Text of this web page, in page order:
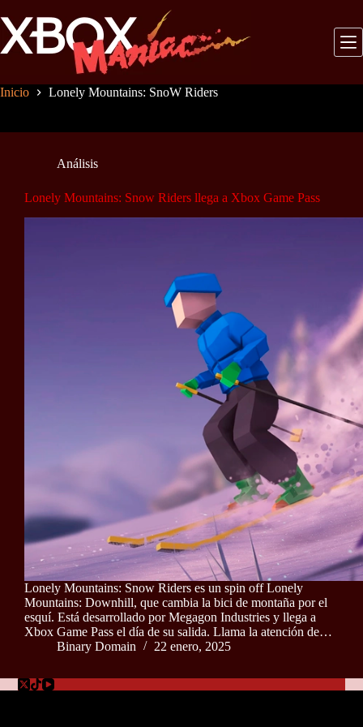
al
contenido
Inicio Lonely Mountains: SnoW Riders
Análisis
Lonely Mountains: Snow Riders llega a Xbox Game Pass
Lonely Mountains: Snow Riders es un spin off Lonely
Mountains: Downhill, que cambia la bici de montaña por el
esquí. Está desarrollado por Megagon Industries y llega a
Xbox Game Pass el día de su salida. Llama la atención de…
Binary Domain
22 enero, 2025